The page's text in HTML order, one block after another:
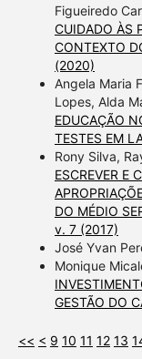
Figueiredo
CUIDADO ÀS
CONTEXTO
(2020)
Angela Maria
Lopes, Alda
EDUCAÇÃO
TESTES EM
Rony Silva,
ESCREVER E
DO MÉDIO
v. 7 (2017)
José Yvan
Monique
GESTÃO DO
<< < 9 10 11 12 13